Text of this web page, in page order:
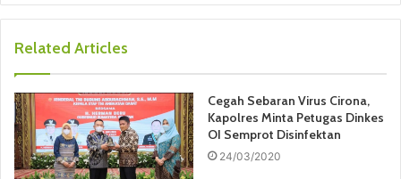
Related Articles
Cegah Sebaran Virus Cirona,
Kapolres Minta Petugas Dinkes
OI Semprot Disinfektan
24/03/2020